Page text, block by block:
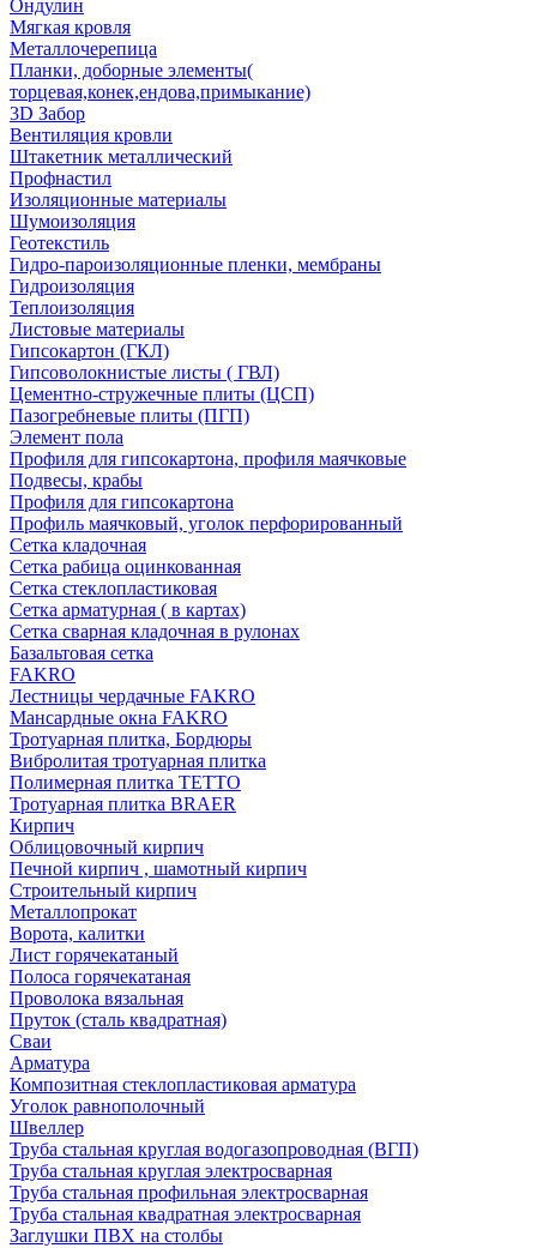
Ондулин
Мягкая кровля
Металлочерепица
Планки, доборные элементы(
торцевая,конек,ендова,примыкание)
3D Забор
Вентиляция кровли
Штакетник металлический
Профнастил
Изоляционные материалы
Шумоизоляция
Геотекстиль
Гидро-пароизоляционные пленки, мембраны
Гидроизоляция
Теплоизоляция
Листовые материалы
Гипсокартон (ГКЛ)
Гипсоволокнистые листы ( ГВЛ)
Цементно-стружечные плиты (ЦСП)
Пазогребневые плиты (ПГП)
Элемент пола
Профиля для гипсокартона, профиля маячковые
Подвесы, крабы
Профиля для гипсокартона
Профиль маячковый, уголок перфорированный
Сетка кладочная
Сетка рабица оцинкованная
Сетка стеклопластиковая
Сетка арматурная ( в картах)
Сетка сварная кладочная в рулонах
Базальтовая сетка
FAKRO
Лестницы чердачные FAKRO
Мансардные окна FAKRO
Тротуарная плитка, Бордюры
Вибролитая тротуарная плитка
Полимерная плитка TETTO
Тротуарная плитка BRAER
Кирпич
Облицовочный кирпич
Печной кирпич , шамотный кирпич
Строительный кирпич
Металлопрокат
Ворота, калитки
Лист горячекатаный
Полоса горячекатаная
Проволока вязальная
Пруток (сталь квадратная)
Сваи
Арматура
Композитная стеклопластиковая арматура
Уголок равнополочный
Швеллер
Труба стальная круглая водогазопроводная (ВГП)
Труба стальная круглая электросварная
Труба стальная профильная электросварная
Труба стальная квадратная электросварная
Заглушки ПВХ на столбы